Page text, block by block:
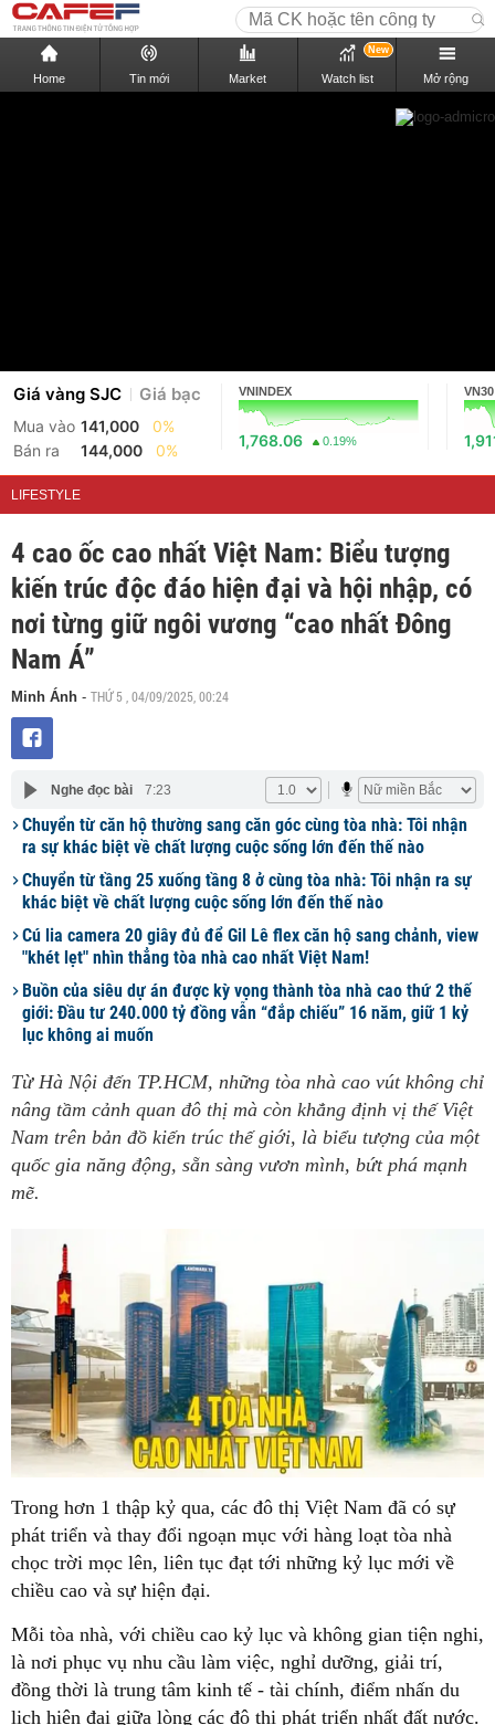
Home Tin mới Market Watch list
New
Mở rộng
Giá vàng SJC Giá bạc
Mua vào 141,000
0%
Bán ra
144,000 0%
VNINDEX
1,768.06 0.19%
VN30
LIFESTYLE
4 cao ốc cao nhất Việt Nam: Biểu tượng
kiến trúc độc đáo hiện đại và hội nhập, có
nơi từng giữ ngôi vương “cao nhất Đông
Nam Á”
Minh Ánh - THỨ 5 , 04/09/2025, 00:24
Nghe đọc bài 7:23
Chuyển từ căn hộ thường sang căn góc cùng tòa nhà: Tôi nhận
ra sự khác biệt về chất lượng cuộc sống lớn đến thế nào
Chuyển từ tầng 25 xuống tầng 8 ở cùng tòa nhà: Tôi nhận ra sự
khác biệt về chất lượng cuộc sống lớn đến thế nào
Cú lia camera 20 giây đủ để Gil Lê flex căn hộ sang chảnh, view
"khét lẹt" nhìn thẳng tòa nhà cao nhất Việt Nam!
Buồn của siêu dự án được kỳ vọng thành tòa nhà cao thứ 2 thế
giới: Đầu tư 240.000 tỷ đồng vẫn “đắp chiếu” 16 năm, giữ 1 kỷ
lục không ai muốn
Từ Hà Nội đến TP.HCM, những tòa nhà cao vút không chỉ
nâng tầm cảnh quan đô thị mà còn khẳng định vị thế Việt
Nam trên bản đồ kiến trúc thế giới, là biểu tượng của một
quốc gia năng động, sẵn sàng vươn mình, bứt phá mạnh
mẽ.
Trong hơn 1 thập kỷ qua, các đô thị Việt Nam đã có sự
phát triển và thay đổi ngoạn mục với hàng loạt tòa nhà
chọc trời mọc lên, liên tục đạt tới những kỷ lục mới về
chiều cao và sự hiện đại.
Mỗi tòa nhà, với chiều cao kỷ lục và không gian tiện nghi,
là nơi phục vụ nhu cầu làm việc, nghỉ dưỡng, giải trí,
đồng thời là trung tâm kinh tế - tài chính, điểm nhấn du
lịch hiện đại giữa lòng các đô thị phát triển nhất đất nước.